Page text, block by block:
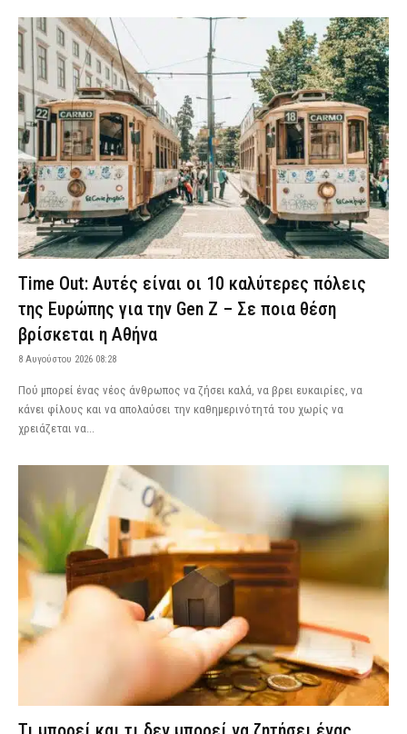
Time Out: Αυτές είναι οι 10 καλύτερες πόλεις
της Ευρώπης για την Gen Z – Σε ποια θέση
βρίσκεται η Αθήνα
8 Αυγούστου 2026 08:28
Πού μπορεί ένας νέος άνθρωπος να ζήσει καλά, να βρει ευκαιρίες, να
κάνει φίλους και να απολαύσει την καθημερινότητά του χωρίς να
χρειάζεται να...